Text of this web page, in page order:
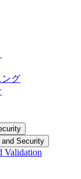
グ
and Security
Validation